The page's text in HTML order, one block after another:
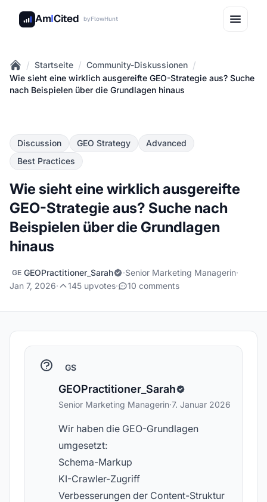
AmICited byFlowHunt
Home
/ Startseite / Community-Diskussionen /
Wie sieht eine wirklich ausgereifte GEO-Strategie aus? Suche
nach Beispielen über die Grundlagen hinaus
Discussion GEO Strategy
Advanced
Best Practices
Wie sieht eine wirklich ausgereifte
GEO-Strategie aus? Suche nach
Beispielen über die Grundlagen
hinaus
GE GEOPractitioner_Sarah ·Senior Marketing Managerin·
Jan 7, 2026· 145 upvotes· 10 comments
GS
GEOPractitioner_Sarah
Senior Marketing Managerin·7. Januar 2026
Wir haben die GEO-Grundlagen
umgesetzt:
Schema-Markup
KI-Crawler-Zugriff
Verbesserungen der Content-Struktur